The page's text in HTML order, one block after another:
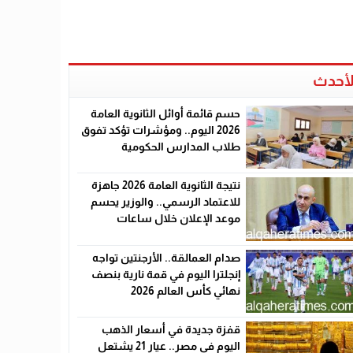
حسم قائمة أوائل الثانوية العامة
2026 اليوم.. ومؤشرات تؤكد تفوق
طلاب المدارس الحكومية
نتيجة الثانوية العامة 2026 جاهزة
للاعتماد الرسمي.. والوزير يحسم
موعد الإعلان خلال ساعات
صدام العمالقة.. الأرجنتين تواجه
إنجلترا اليوم في قمة نارية بنصف
نهائي كأس العالم 2026
قفزة جديدة في أسعار الذهب
اليوم في مصر.. عيار 21 يشتعل